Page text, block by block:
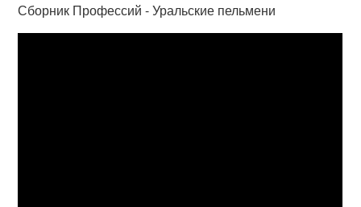
Сборник Профессий - Уральские пельмени